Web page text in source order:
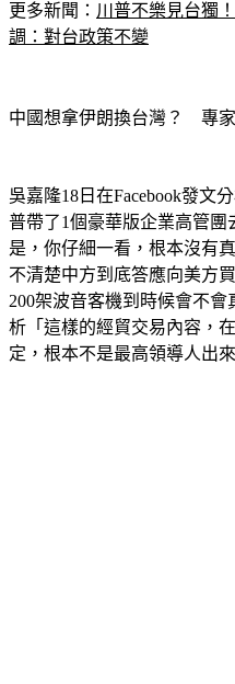
更多新聞： 川普不樂見台獨
調：對台政策不變
中國想拿伊朗換台灣？　專
吳嘉隆18日在Facebook發文
普帶了1個豪華版企業高管
是，你仔細一看，根本沒有
不清楚中方到底答應向美方
200架波音客機到時候會不
析「這樣的經貿交易內容，
定，根本不是最高領導人出